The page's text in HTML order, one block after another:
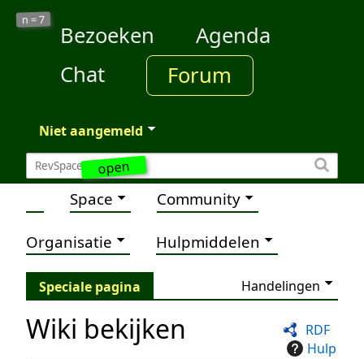
open
n =7
Bezoeken
Agenda
Chat
Forum
Niet aangemeld
Space Community
Organisatie Hulpmiddelen
Speciale pagina Handelingen
RDF
Hulp
Wiki bekijken